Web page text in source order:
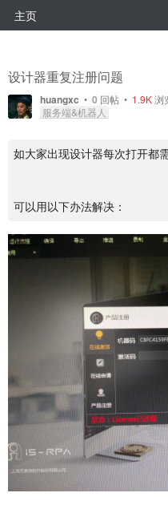
主页
设计器重复注册问题
huangxc • 0 回帖 • 1.9K浏
服务端&机器人
如大家出现设计器每次打开都